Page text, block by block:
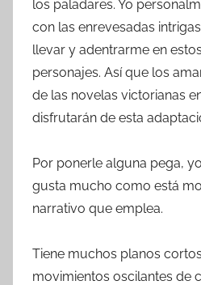
los paladares. Yo
con las enrevesadas
llevar y adentrarme en
personajes. Así que los
de las novelas victorianas
disfrutarán de esta
Por ponerle alguna pega,
gusta mucho como está
narrativo que emplea.
Tiene muchos planos
movimientos oscilantes de